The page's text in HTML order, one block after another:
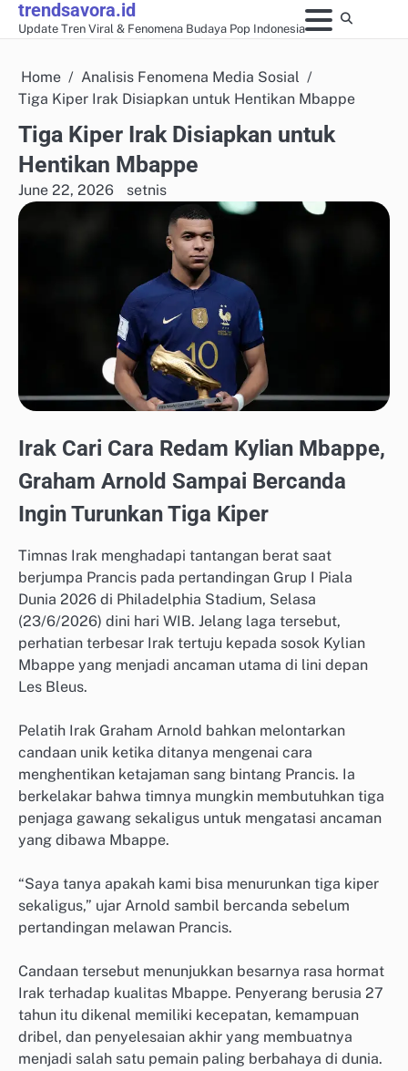
Skiptrendsavora.id
Update Tren Viral & Fenomena Budaya Pop Indonesia
Home
Analisis Fenomena Media Sosial
Tiga Kiper Irak Disiapkan untuk Hentikan Mbappe
Tiga Kiper Irak Disiapkan untuk
Hentikan Mbappe
June 22, 2026 setnis
Irak Cari Cara Redam Kylian Mbappe,
Graham Arnold Sampai Bercanda
Ingin Turunkan Tiga Kiper
Timnas Irak menghadapi tantangan berat saat
berjumpa Prancis pada pertandingan Grup I Piala
Dunia 2026 di Philadelphia Stadium, Selasa
(23/6/2026) dini hari WIB. Jelang laga tersebut,
perhatian terbesar Irak tertuju kepada sosok Kylian
Mbappe yang menjadi ancaman utama di lini depan
Les Bleus.
Pelatih Irak Graham Arnold bahkan melontarkan
candaan unik ketika ditanya mengenai cara
menghentikan ketajaman sang bintang Prancis. Ia
berkelakar bahwa timnya mungkin membutuhkan tiga
penjaga gawang sekaligus untuk mengatasi ancaman
yang dibawa Mbappe.
“Saya tanya apakah kami bisa menurunkan tiga kiper
sekaligus,” ujar Arnold sambil bercanda sebelum
pertandingan melawan Prancis.
Candaan tersebut menunjukkan besarnya rasa hormat
Irak terhadap kualitas Mbappe. Penyerang berusia 27
tahun itu dikenal memiliki kecepatan, kemampuan
dribel, dan penyelesaian akhir yang membuatnya
menjadi salah satu pemain paling berbahaya di dunia.